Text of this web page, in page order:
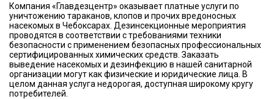
Компания «Главдезцентр» оказывает платные услуги по
уничтожению тараканов, клопов и прочих вредоносных
насекомых в Чебоксарах. Дезинсекционные мероприятия
проводятся в соответствии с требованиями техники
безопасности с применением безопасных профессиональных
сертифицированных химических средств. Заказать
выведение насекомых и дезинфекцию в нашей санитарной
организации могут как физические и юридические лица. В
целом данная услуга недорогая, доступная широкому кругу
потребителей.